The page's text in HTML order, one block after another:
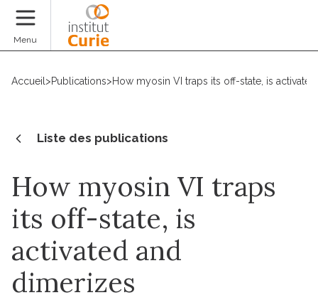
Menu
Accueil >Publications>How myosin VI traps its off-state, is
Liste des publications
How myosin VI traps
its off-state, is
activated and
dimerizes